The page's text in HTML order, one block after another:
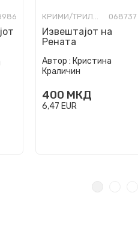
КРИМИ/ТРИЛЕР 068737
Извештајот на
Рената
Автор : Кристина
Краличин
400 МКД
6,47 EUR